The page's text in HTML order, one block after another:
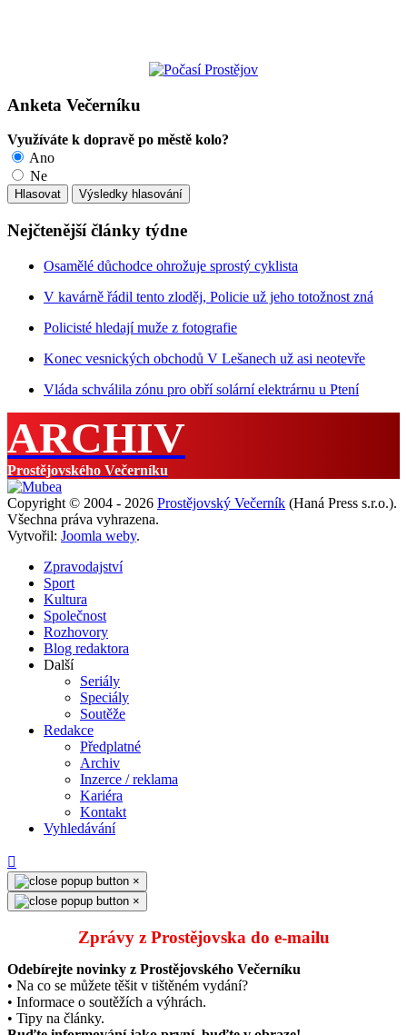
Anketa Večerníku
Využíváte k dopravě po městě kolo?
Ano
Ne
Nejčtenější články týdne
Osamělé důchodce ohrožuje sprostý cyklista
V kavárně řádil tento zloděj, Policie už jeho totožnost zná
Policisté hledají muže z fotografie
Konec vesnických obchodů V Lešanech už asi neotevře
Vláda schválila zónu pro obří solární elektrárnu u Ptení
ARCHIV
Prostějovského Večerníku
Copyright © 2004 - 2026 Prostějovský Večerník (Haná Press s.r.o.).
Všechna práva vyhrazena.
Vytvořil: Joomla weby.
Zpravodajství
Sport
Kultura
Společnost
Rozhovory
Blog redaktora
Další
Seriály
Speciály
Soutěže
Redakce
Předplatné
Archiv
Inzerce / reklama
Kariéra
Kontakt
Vyhledávání
×
×
Zprávy z Prostějovska do e‑mailu
Odebírejte novinky z Prostějovského Večerníku
• Na co se můžete těšit v tištěném vydání?
• Informace o soutěžích a výhrách.
• Tipy na články.